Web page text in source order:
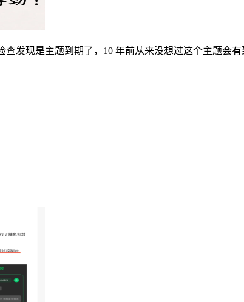
发现是主题到期了，10 年前从来没想过这个主题会